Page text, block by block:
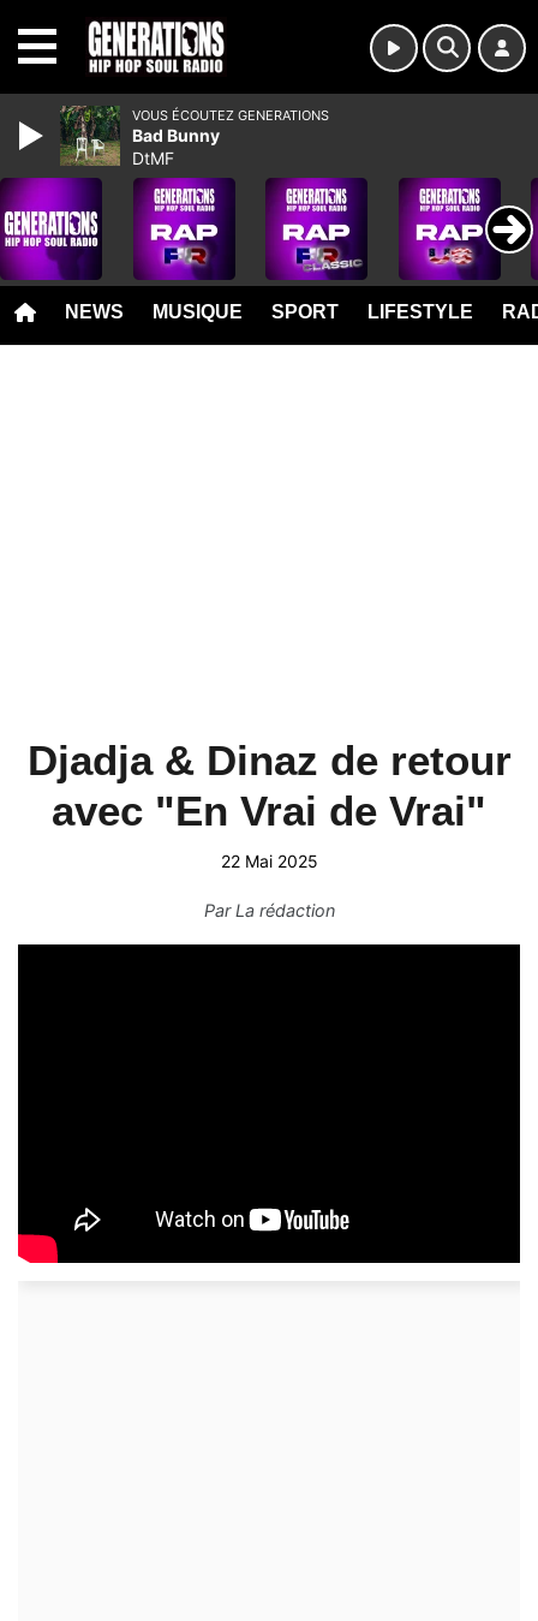
NEWS MUSIQUE SPORT LIFESTYLE
Djadja & Dinaz de retour
avec "En Vrai de Vrai"
22 Mai 2025
ParLa rédaction
VOUS ÉCOUTEZ GENERATIONS
Bad Bunny
DtMF